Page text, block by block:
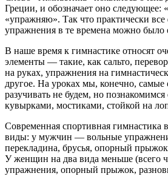
Греции, и обозначает оно следующее:
«упражняю». Так что практически
упражнения в те времена можно было
В наше время к гимнастике относят
элементы — такие, как сальто,
на руках, упражнения на
другое. На уроках мы, конечно,
разучивать не будем, но
кувырками, мостиками, стойкой на
Современная спортивная гимнастика
виды: у мужчин — вольные
перекладина, брусья, опорный
У женщин на два вида меньше (всего
упражнения, опорный прыжок,